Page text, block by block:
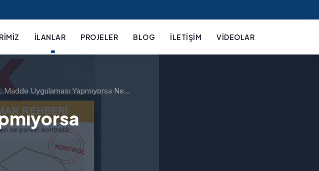
İLANLAR PROJELER BLOG İLETIŞIM VIDEOLAR
Madde Uygulaması Yapmıyorsa Ne…